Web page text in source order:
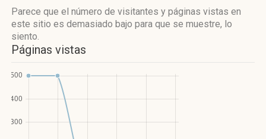
Parece que el número de visitantes y páginas vistas en
este sitio es demasiado bajo para que se muestre, lo
siento.
Páginas vistas